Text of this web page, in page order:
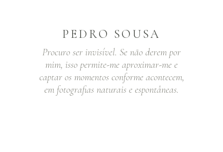
PEDRO SOUSA
Procuro ser invisível. Se não derem por
mim, isso permite-me aproximar-me e
captar os momentos conforme acontecem,
em fotografias naturais e espontâneas.